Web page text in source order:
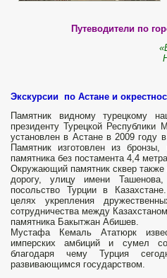
Путеводители по
Экскурсии по Астане и
Памятник видному турецкому
президенту Турецкой
установлен в Астане в 2009 году
Памятник изготовлен из
памятника без постамента 4,4
Окружающий памятник сквер также
дорогу, улицу имени Ташенова,
посольство Турции в
целях укрепления
сотрудничества между
памятника Бакытжан Абишев.
Мустафа Кемаль Ататюрк
имперских амбиций и сумел
благодаря чему Турция
развивающимся государством.